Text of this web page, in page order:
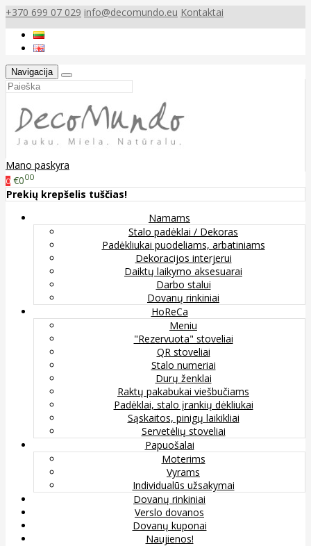
+370 699 07 029 info@decomundo.eu Kontaktai
Navigacija
Mano paskyra
0 €000
Prekių krepšelis tuščias!
Namams
Stalo padėklai / Dekoras
Padėkliukai puodeliams, arbatiniams
Dekoracijos interjerui
Daiktų laikymo aksesuarai
Darbo stalui
Dovanų rinkiniai
HoReCa
Meniu
"Rezervuota" stoveliai
QR stoveliai
Stalo numeriai
Durų ženklai
Raktų pakabukai viešbučiams
Padėklai, stalo įrankių dėkliukai
Sąskaitos, pinigų laikikliai
Servetėlių stoveliai
Papuošalai
Moterims
Vyrams
Individualūs užsakymai
Dovanų rinkiniai
Verslo dovanos
Dovanų kuponai
Naujienos!